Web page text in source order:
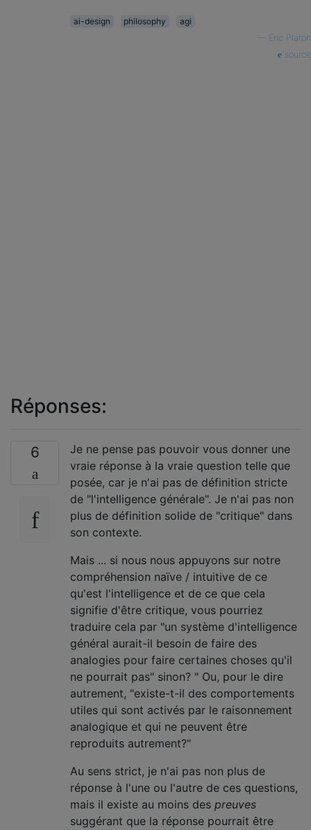
ai-design philosophy
agi
Eric Platon
source
Réponses:
6
Je ne pense pas pouvoir vous donner une
vraie réponse à la vraie question telle que
posée, car je n'ai pas de définition stricte
de "l'intelligence générale". Je n'ai pas non
plus de définition solide de "critique" dans
son contexte.
Mais ... si nous nous appuyons sur notre
compréhension naïve / intuitive de ce
qu'est l'intelligence et de ce que cela
signifie d'être critique, vous pourriez
traduire cela par "un système d'intelligence
général aurait-il besoin de faire des
analogies pour faire certaines choses qu'il
ne pourrait pas" sinon? " Ou, pour le dire
autrement, "existe-t-il des comportements
utiles qui sont activés par le raisonnement
analogique et qui ne peuvent être
reproduits autrement?"
Au sens strict, je n'ai pas non plus de
réponse à l'une ou l'autre de ces questions,
mais il existe au moins des preuves
suggérant que la réponse pourrait être